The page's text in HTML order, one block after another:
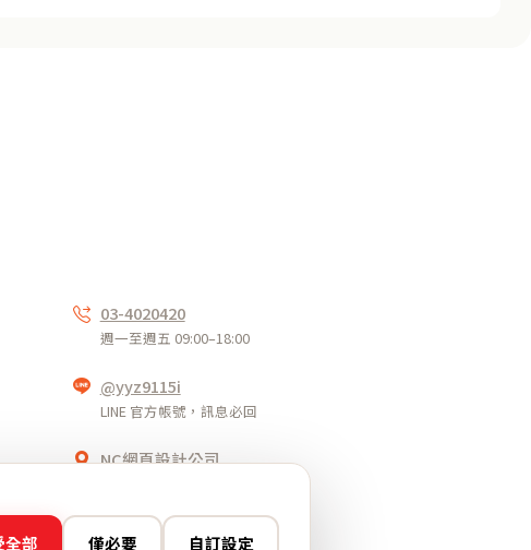
03-4020420
週一至週五 09:00–18:00
@yyz9115i
LINE 官方帳號，訊息必回
NC網頁設計公司
全部 僅必要 自訂設定